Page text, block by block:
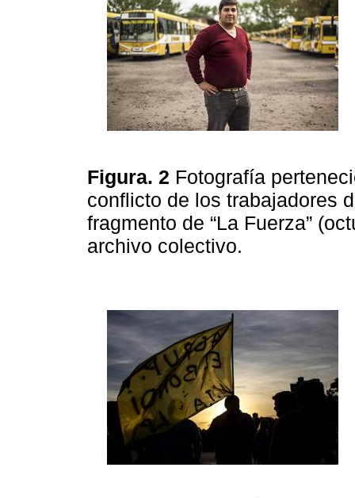
Figura. 2 Fotografía
conflicto de los trabajadores
fragmento de “La Fuerza”
archivo colectivo.